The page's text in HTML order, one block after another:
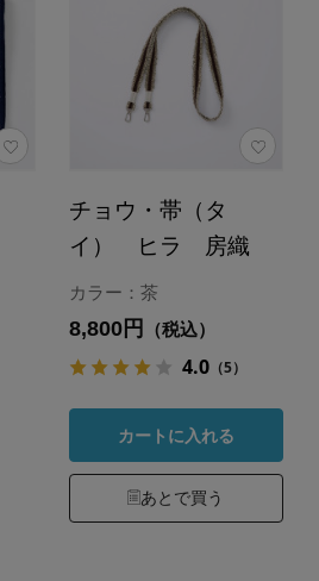
チョウ・帯（タ
イ） ヒラ 房織
カラー：茶
8,800円 （税込）
4.0（5）
カートに入れる
あとで買う